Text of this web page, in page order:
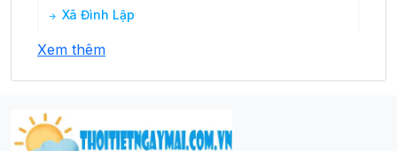
Xã Đình Lập
Xem thêm